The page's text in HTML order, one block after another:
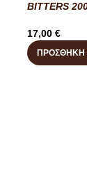
BITTERS
17,00 €
ΠΡΟΣΘΉΚΗ